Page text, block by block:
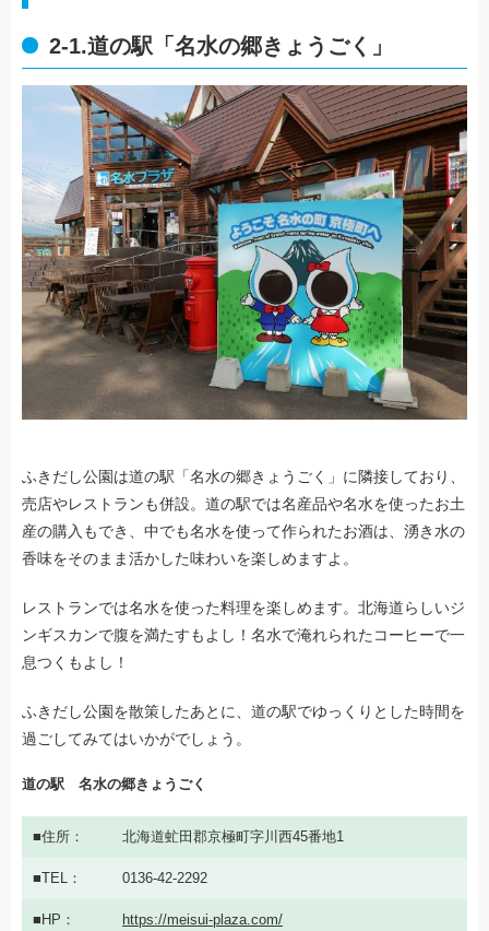
2-1.道の駅「名水の郷きょうごく」
ふきだし公園は道の駅「名水の郷きょうごく」に隣接しており、
売店やレストランも併設。道の駅では名産品や名水を使ったお土
産の購入もでき、中でも名水を使って作られたお酒は、湧き水の
香味をそのまま活かした味わいを楽しめますよ。
レストランでは名水を使った料理を楽しめます。北海道らしいジ
ンギスカンで腹を満たすもよし！名水で淹れられたコーヒーで一
息つくもよし！
ふきだし公園を散策したあとに、道の駅でゆっくりとした時間を
過ごしてみてはいかがでしょう。
道の駅 名水の郷きょうごく
住所 北海道虻田郡京極町字川西45番地1
TEL 0136-42-2292
HP https://meisui-plaza.com/